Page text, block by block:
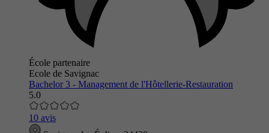
École partenaire
Ecole de Savignac
Bachelor 3 - Management de l'Hôtellerie-Restauration
5.0
10 avis